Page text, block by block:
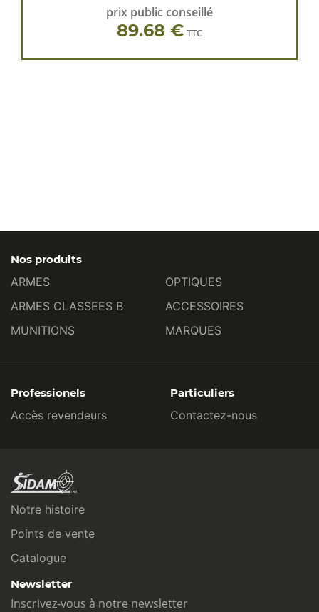
prix public conseillé
89.68 € TTC
Nos produits
ARMES
ARMES CLASSEES B
MUNITIONS
OPTIQUES
ACCESSOIRES
MARQUES
Professionels
Accès revendeurs
Particuliers
Contactez-nous
Notre histoire
Points de vente
Catalogue
Newsletter
Inscrivez-vous à notre newsletter